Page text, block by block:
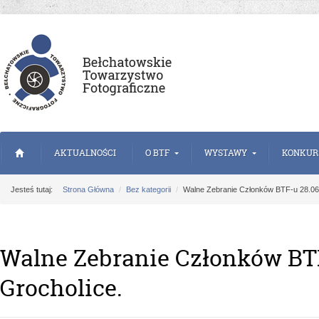
AKTUALNOŚCI O BTF WYSTAWY
Jesteś tutaj: Strona Główna Bez kategorii Walne Zebranie Członków BTF-u
Walne Zebranie Członków
Grocholice.